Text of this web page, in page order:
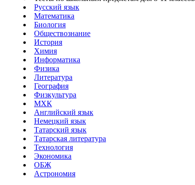
Русский язык
Математика
Биология
Обществознание
История
Химия
Информатика
Физика
Литература
География
Физкультура
МХК
Английский язык
Немецкий язык
Татарский язык
Татарская литература
Технология
Экономика
ОБЖ
Астрономия